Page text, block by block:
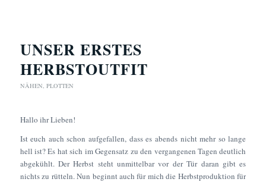
UNSER ERSTES
HERBSTOUTFIT
NÄHEN PLOTTEN
Hallo ihr Lieben!
Ist euch auch schon aufgefallen, dass es abends nicht mehr so lange
hell ist? Es hat sich im Gegensatz zu den vergangenen Tagen deutlich
abgekühlt. Der Herbst steht unmittelbar vor der Tür daran gibt es
nichts zu rütteln. Nun beginnt auch für mich die Herbstproduktion für